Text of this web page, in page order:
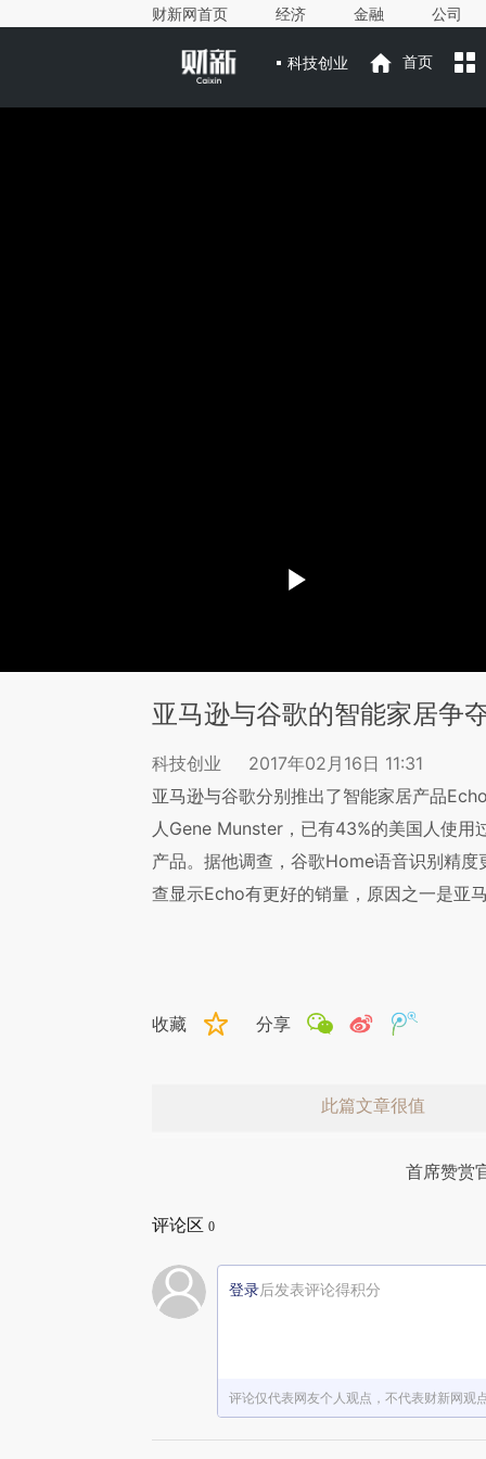
财新网首页 经济 金融 公司
科技创业 首页
亚马逊与谷歌的智能家居争
科技创业
2017年02月16日 11:31
亚马逊与谷歌分别推出了智能家居产品
人Gene Munster，已有43%的美国人使用
产品。据他调查，谷歌Home语音识别精
查显示Echo有更好的销量，原因之一是亚
收藏 分享
此篇文章很值
首席赞赏
评论区 0
登录后发表评论得积分
评论仅代表网友个人观点，不代表财新网观